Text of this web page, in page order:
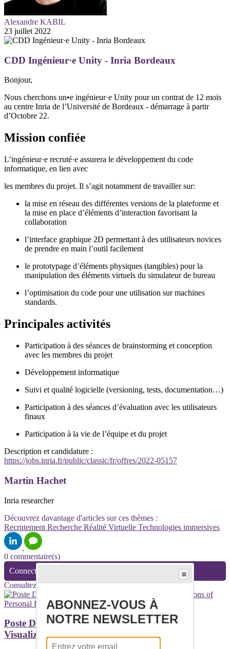
Alexandre KABIL
23 juillet 2022
CDD Ingénieur·e Unity - Inria Bordeaux
Bonjour,
Nous cherchons un•e ingénieur·e Unity pour un contrat de 12 mois
au centre Inria de l’Université de Bordeaux - démarrage à partir
d’Octobre 22.
Mission confiée
L’ingénieur·e recruté·e assurera le développement du code
informatique, en lien avec
les membres du projet. Il s’agit notamment de travailler sur:
la mise en réseau des différentes versions de la plateforme et
la mise en place d’éléments d’interaction favorisant la
collaboration
l’interface graphique 2D permettant à des utilisateurs novices
de prendre en main l’outil facilement
le prototypage d’éléments physiques (tangibles) pour la
manipulation des éléments virtuels du simulateur de bureau
l’optimisation du code pour une utilisation sur machines
standards.
Principales activités
Participation à des séances de brainstorming et conception
avec les membres du projet
Développement informatique
Suivi et qualité logicielle (versioning, tests, documentation…)
Participation à des séances d’évaluation avec les utilisateurs
finaux
Participation à la vie de l’équipe et du projet
Description et candidature :
https://jobs.inria.fr/public/classic/fr/offres/2022-05157
Martin Hachet
Inria researcher
Découvrez davantage d'articles sur ces thèmes :
Recrutement Recherche Réalité Virtuelle Technologies immersives
0 commentaire(s)
Connectez-vous pour laisser un commentaire
Consultez également
Poste Doctorant F/H Immersive and Situated
Visualizations of Personal Data
ABONNEZ-VOUS À
NOTRE NEWSLETTER